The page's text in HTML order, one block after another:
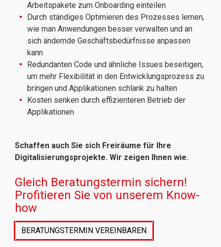
Arbeitspakete zum Onboarding einteilen
Durch ständiges Optimieren des Prozesses lernen,
wie man Anwendungen besser verwalten und an
sich ändernde Geschäftsbedürfnisse anpassen
kann
Redundanten Code und ähnliche Issues beseitigen,
um mehr Flexibilität in den Entwicklungsprozess zu
bringen und Applikationen schlank zu halten
Kosten senken durch effizienteren Betrieb der
Applikationen
Schaffen auch Sie sich Freiräume für Ihre
Digitalisierungsprojekte. Wir zeigen Ihnen wie.
Gleich Beratungstermin sichern!
Profitieren Sie von unserem Know-
how
BERATUNGSTERMIN VEREINBAREN